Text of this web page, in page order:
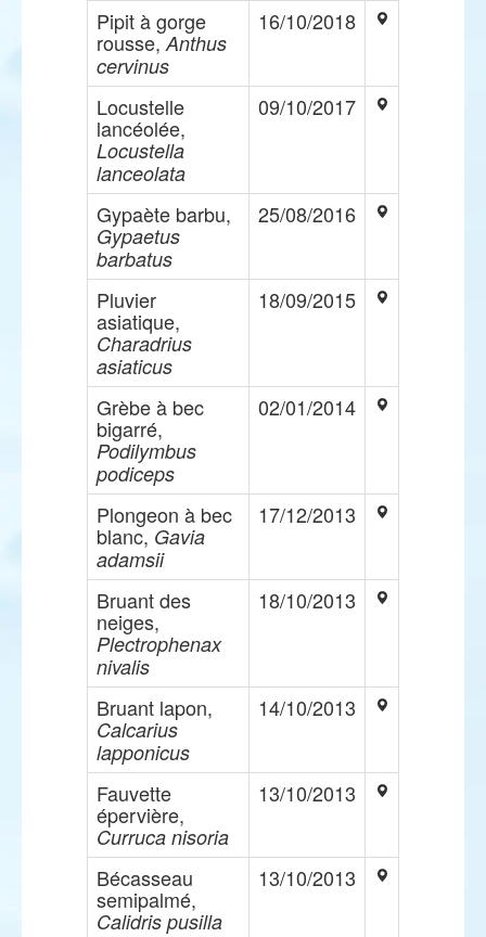
Pipit à gorge
rousse,Anthus
cervinus
16/10/2018
Locustelle
lancéolée,
Locustella
lanceolata
09/10/2017
Gypaète barbu,
Gypaetus
barbatus
25/08/2016
Pluvier
asiatique,
Charadrius
asiaticus
18/09/2015
Grèbe à bec
bigarré,
Podilymbus
podiceps
02/01/2014
Plongeon à bec
blanc, Gavia
adamsii
17/12/2013
Bruant des
neiges,
Plectrophenax
nivalis
18/10/2013
Bruant lapon,
Calcarius
lapponicus
14/10/2013
Fauvette
épervière,
Curruca nisoria
13/10/2013
Bécasseau
semipalmé,
Calidris pusilla
13/10/2013